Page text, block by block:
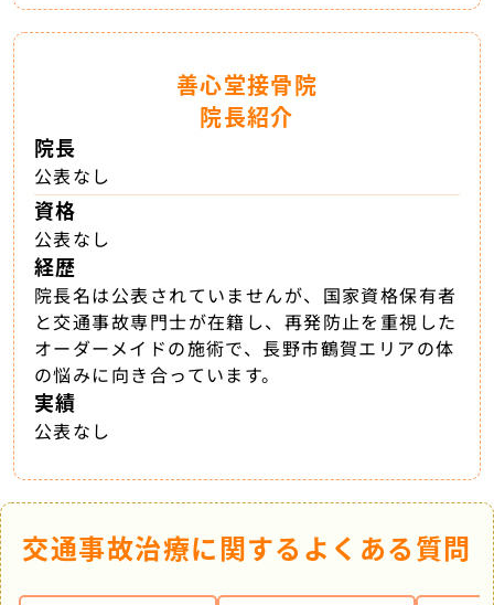
善心堂接骨院
院長紹介
院長
公表なし
資格
公表なし
経歴
院長名は公表されていませんが、国家資格保有者
と交通事故専門士が在籍し、再発防止を重視した
オーダーメイドの施術で、長野市鶴賀エリアの体
の悩みに向き合っています。
実績
公表なし
交通事故治療に関するよくある質問